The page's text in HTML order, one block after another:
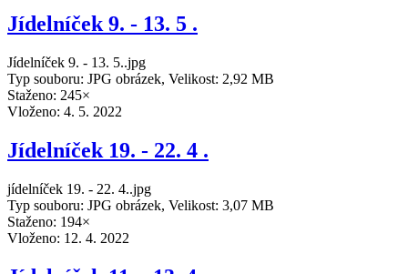
Jídelníček 9. - 13. 5 .
Jídelníček 9. - 13. 5..jpg
Typ souboru: JPG obrázek, Velikost: 2,92 MB
Staženo: 245×
Vloženo: 4. 5. 2022
Jídelníček 19. - 22. 4 .
jídelníček 19. - 22. 4..jpg
Typ souboru: JPG obrázek, Velikost: 3,07 MB
Staženo: 194×
Vloženo: 12. 4. 2022